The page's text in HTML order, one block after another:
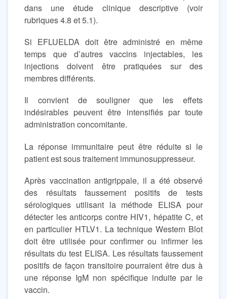
dans une étude clinique descriptive (voir
rubriques 4.8 et 5.1).
Si EFLUELDA doit être administré en même
temps que d’autres vaccins injectables, les
injections doivent être pratiquées sur des
membres différents.
Il convient de souligner que les effets
indésirables peuvent être intensifiés par toute
administration concomitante.
La réponse immunitaire peut être réduite si le
patient est sous traitement immunosuppresseur.
Après vaccination antigrippale, il a été observé
des résultats faussement positifs de tests
sérologiques utilisant la méthode ELISA pour
détecter les anticorps contre HIV1, hépatite C, et
en particulier HTLV1. La technique Western Blot
doit être utilisée pour confirmer ou infirmer les
résultats du test ELISA. Les résultats faussement
positifs de façon transitoire pourraient être dus à
une réponse IgM non spécifique induite par le
vaccin.